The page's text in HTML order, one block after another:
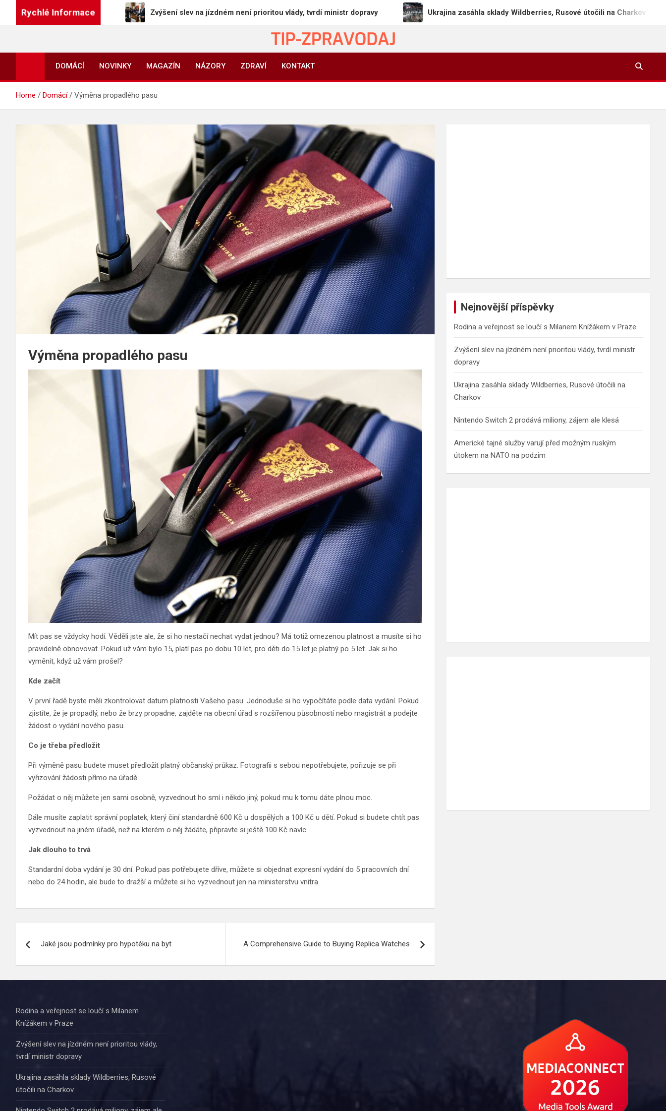
Rychlé Informace
Knížákem v Praze Zvýšení slev na jízdném není prioritou vlády, tvrdí ministr dopravy Ukrajina zasáhla sklady Wildberries, Rusové útočili na Charkov
TIP-ZPRAVODAJ.CZ
On-line zpravodajství | Press
DOMÁCÍ
NOVINKY MAGAZÍN NÁZORY ZDRAVÍ KONTAKT
Home Domácí Výměna propadlého pasu
Výměna propadlého pasu
Mít pas se vždycky hodí. Věděli jste ale, že si ho nestačí nechat vydat jednou? Má totiž omezenou platnost a musíte si ho
pravidelně obnovovat. Pokud už vám bylo 15, platí pas po dobu 10 let, pro děti do 15 let je platný po 5 let. Jak si ho
vyměnit, když už vám prošel?
Kde začít
V první řadě byste měli zkontrolovat datum platnosti Vašeho pasu. Jednoduše si ho vypočítáte podle data vydání. Pokud
zjistíte, že je propadlý, nebo že brzy propadne, zajděte na obecní úřad s rozšířenou působností nebo magistrát a podejte
žádost o vydání nového pasu.
Co je třeba předložit
Při výměně pasu budete muset předložit platný občanský průkaz. Fotografii s sebou nepotřebujete, pořizuje se při
vyřizování žádosti přímo na úřadě.
Požádat o něj můžete jen sami osobně, vyzvednout ho smí i někdo jiný, pokud mu k tomu dáte plnou moc.
Dále musíte zaplatit správní poplatek, který činí standardně 600 Kč u dospělých a 100 Kč u dětí. Pokud si budete chtít pas
vyzvednout na jiném úřadě, než na kterém o něj žádáte, připravte si ještě 100 Kč navíc.
Jak dlouho to trvá
Standardní doba vydání je 30 dní. Pokud pas potřebujete dříve, můžete si objednat expresní vydání do 5 pracovních dní
nebo do 24 hodin, ale bude to dražší a můžete si ho vyzvednout jen na ministerstvu vnitra.
pro
Jaké jsou podmínky pro hypotéku na byt A Comprehensive Guide to Buying Replica Watches
Nejnovější příspěvky
Rodina a veřejnost se loučí s Milanem Knížákem v Praze
Zvýšení slev na jízdném není prioritou vlády, tvrdí ministr
dopravy
Ukrajina zasáhla sklady Wildberries, Rusové útočili na
Charkov
Nintendo Switch 2 prodává miliony, zájem ale klesá
Americké tajné služby varují před možným ruským
útokem na NATO na podzim
Rodina a veřejnost se loučí s Milanem
Knížákem v Praze
Zvýšení slev na jízdném není prioritou vlády,
tvrdí ministr dopravy
Ukrajina zasáhla sklady Wildberries, Rusové
útočili na Charkov